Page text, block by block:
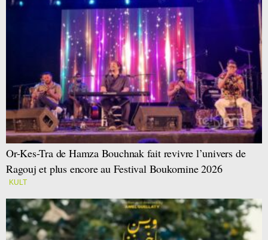
Or-Kes-Tra de Hamza Bouchnak fait revivre l’univers de
Ragouj et plus encore au Festival Boukornine 2026
KULT